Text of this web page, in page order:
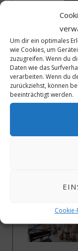
Um dir ein optimales
wie Cookies, um
zuzugreifen. Wenn du
Daten wie das
verarbeiten. Wenn du
zurückziehst, können
beeinträchtigt werden.
Cookie-
40